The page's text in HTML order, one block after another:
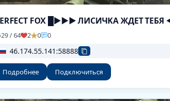
29 / 64 2 0 0
46.174.55.141:58888
Подробнее Подключиться